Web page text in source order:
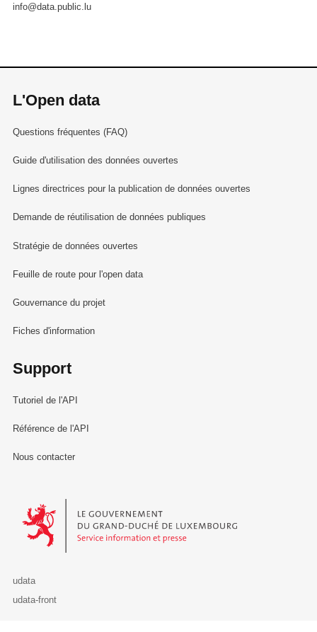
info@data.public.lu
L'Open data
Questions fréquentes (FAQ)
Guide d'utilisation des données ouvertes
Lignes directrices pour la publication de données ouvertes
Demande de réutilisation de données publiques
Stratégie de données ouvertes
Feuille de route pour l'open data
Gouvernance du projet
Fiches d'information
Support
Tutoriel de l'API
Référence de l'API
Nous contacter
Le Gouvernement du Grand-Duché de Luxembourg - Service
udata
udata-front